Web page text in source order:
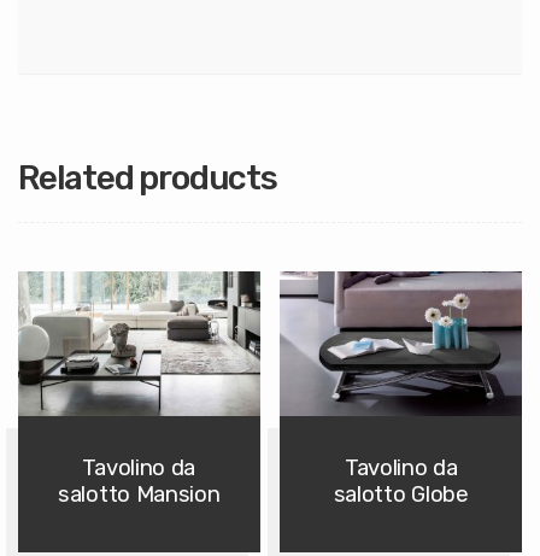
Related products
Tavolino da
salotto Mansion
Tavolino da
salotto Globe